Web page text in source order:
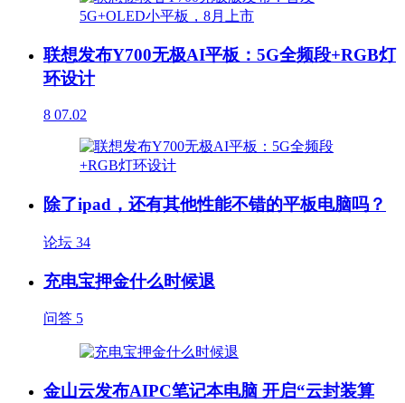
联想发布Y700无极AI平板：5G全频段+RGB灯
环设计
8 07.02
除了ipad，还有其他性能不错的平板电脑吗？
论坛 34
充电宝押金什么时候退
问答 5
金山云发布AIPC笔记本电脑 开启“云封装算